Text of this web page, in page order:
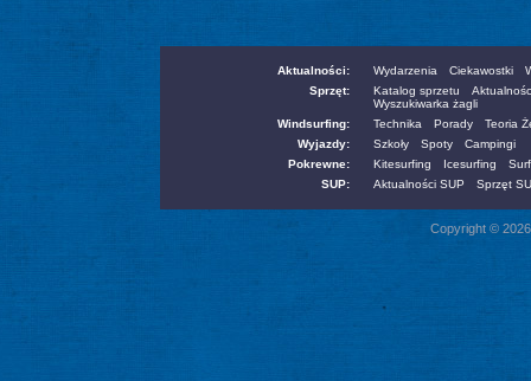
Aktualności: Wydarzenia Ciekawostki
Sprzęt:
Katalog sprzetu
Wyszukiwarka żagli
Windsurfing:
Technika Porady
Teoria
Wyjazdy:
Szkoły Spoty
Campingi
Pokrewne:
Kitesurfing Icesurfing
SUP:
Aktualności SUP Sprzęt
Copyright ©